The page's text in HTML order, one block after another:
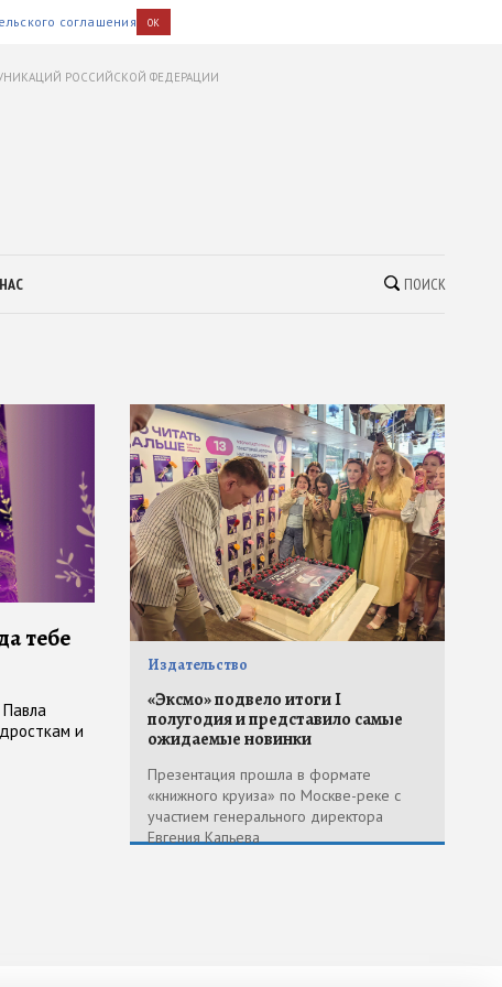
соглашения OK
РОССИЙСКОЙ ФЕДЕРАЦИИ
ПОИСК
тебе
и
Издательство
«Эксмо» подвело итоги I
полугодия и представило самые
ожидаемые новинки
Презентация прошла в формате
«книжного круиза» по Москве-реке с
участием генерального директора
Евгения Капьева